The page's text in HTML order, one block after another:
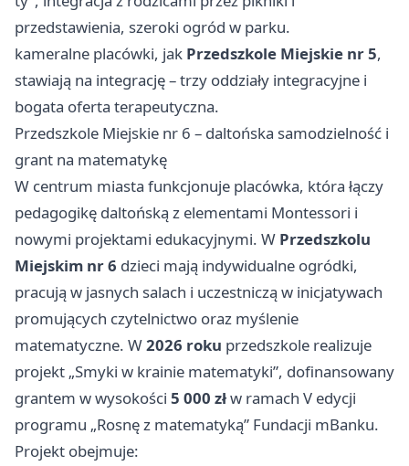
przedstawienia, szeroki ogród w parku.
kameralne placówki, jak Przedszkole Miejskie nr 5,
stawiają na integrację – trzy oddziały integracyjne i
bogata oferta terapeutyczna.
Przedszkole Miejskie nr 6 – daltońska samodzielność i
grant na matematykę
W centrum miasta funkcjonuje placówka, która łączy
pedagogikę daltońską z elementami Montessori i
nowymi projektami edukacyjnymi. W Przedszkolu
Miejskim nr 6 dzieci mają indywidualne ogródki,
pracują w jasnych salach i uczestniczą w inicjatywach
promujących czytelnictwo oraz myślenie
matematyczne. W2026 roku przedszkole realizuje
projekt „Smyki w krainie matematyki”, dofinansowany
grantem w wysokości 5 000 złw ramach V edycji
programu „Rosnę z matematyką” Fundacji mBanku.
Projekt obejmuje: